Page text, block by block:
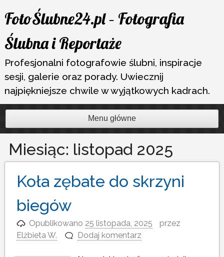
Przejdź
do
treści
FotoŚlubne24.pl – Fotografia
Ślubna i Reportaże
Profesjonalni fotografowie ślubni, inspiracje
sesji, galerie oraz porady. Uwiecznij
najpiękniejsze chwile w wyjątkowych kadrach.
Menu główne
Miesiąc: listopad 2025
Koła zębate do skrzyni
biegów
Opublikowano 25 listopada, 2025
przez
Elżbieta W.
Dodaj komentarz